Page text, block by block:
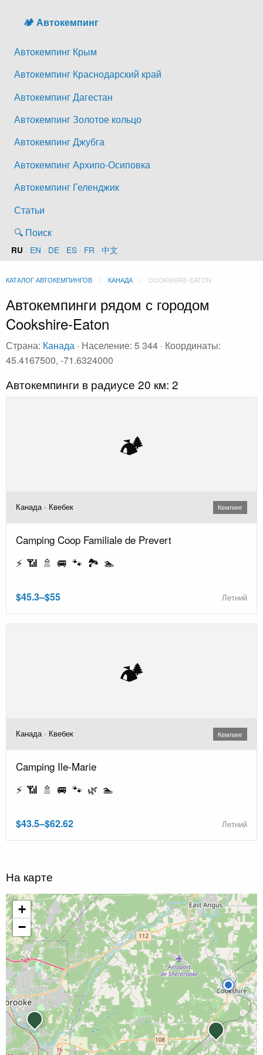
🏕️ Автокемпинг
Автокемпинг Крым
Автокемпинг Краснодарский край
Автокемпинг Дагестан
Автокемпинг Золотое кольцо
Автокемпинг Джубга
Автокемпинг Архипо-Осиповка
Автокемпинг Геленджик
Статьи
🔍 Поиск
RU · EN · DE · ES · FR · 中文
КАТАЛОГ АВТОКЕМПИНГОВ КАНАДА COOKSHIRE-EATON
Автокемпинги рядом с городом
Cookshire-Eaton
Страна: Канада · Население: 5 344 · Координаты:
45.4167500, -71.6324000
Автокемпинги в радиусе 20 км: 2
🏕️
Канада · Квебек Кемпинг
Camping Coop Familiale de Prevert
⚡ 📶 🚿 🚐 🐾 🏞️ 🏊
$45.3–$55 Летний
🏕️
Канада · Квебек Кемпинг
Camping Ile-Marie
⚡ 📶 🚿 🚐 🐾 🌿 🏊
$43.5–$62.62 Летний
На карте
+
−